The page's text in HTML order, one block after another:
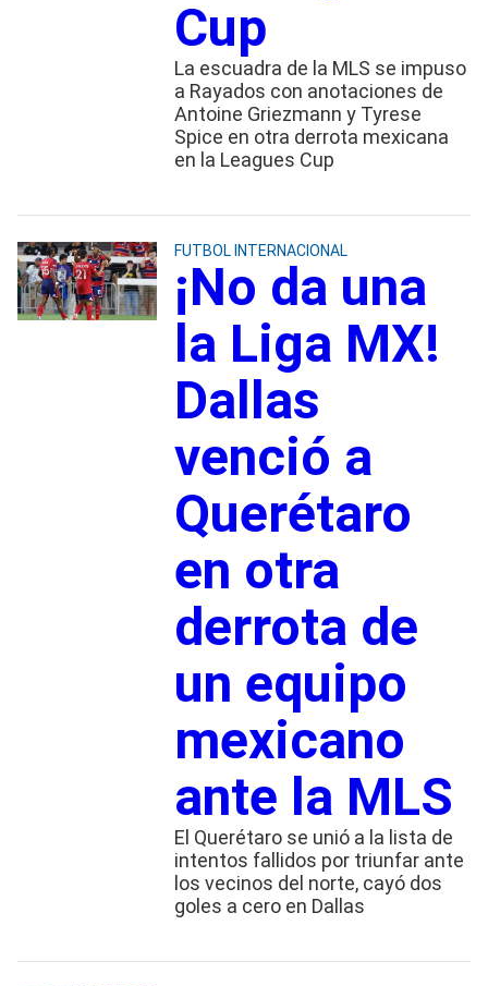
Cup
La escuadra de la MLS se impuso
a Rayados con anotaciones de
Antoine Griezmann y Tyrese
Spice en otra derrota mexicana
en la Leagues Cup
FUTBOL INTERNACIONAL
¡No da una
la Liga MX!
Dallas
venció a
Querétaro
en otra
derrota de
un equipo
mexicano
ante la MLS
El Querétaro se unió a la lista de
intentos fallidos por triunfar ante
los vecinos del norte, cayó dos
goles a cero en Dallas